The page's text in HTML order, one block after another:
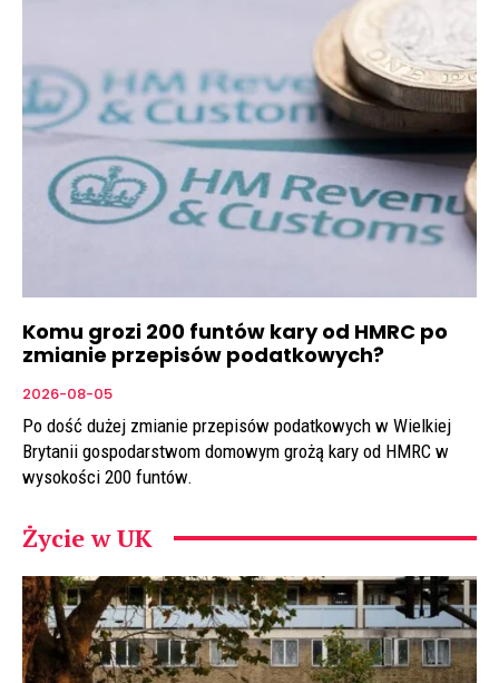
Komu grozi 200 funtów kary od HMRC po
zmianie przepisów podatkowych?
2026-08-05
Po dość dużej zmianie przepisów podatkowych w Wielkiej
Brytanii gospodarstwom domowym grożą kary od HMRC w
wysokości 200 funtów.
Życie w UK